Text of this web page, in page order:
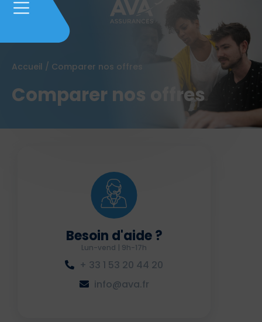
Accueil / Comparer nos offres
Comparer nos offres
Besoin d'aide ?
Lun-vend | 9h-17h
+ 33 1 53 20 44 20
info@ava.fr